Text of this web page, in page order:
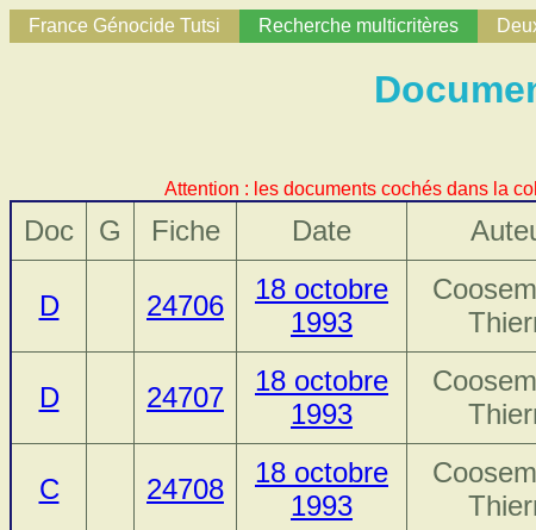
France Génocide Tutsi Recherche multicritères
Attention : les documents cochés dans la
Doc G Fiche Date
D 24706
18 octobre
1993
D 24707
18 octobre
1993
C 24708
18 octobre
1993